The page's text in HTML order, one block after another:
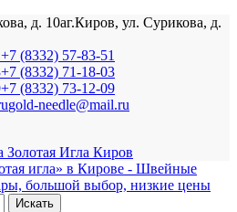
г.Киров, ул. Сурикова, д.
+7 (8332) 57-83-51
+7 (8332) 71-18-03
+7 (8332) 73-12-09
gold-needle@mail.ru
Искать